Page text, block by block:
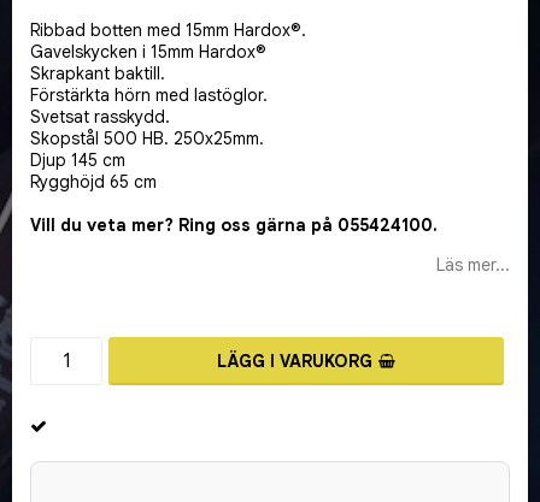
Ribbad botten med 15mm Hardox®.
Gavelskycken i 15mm Hardox®
Skrapkant baktill.
Förstärkta hörn med lastöglor.
Svetsat rasskydd.
Skopstål 500 HB. 250x25mm.
Djup 145 cm
Rygghöjd 65 cm
Vill du veta mer? Ring oss gärna på 055424100.
Läs mer...
LÄGG I VARUKORG